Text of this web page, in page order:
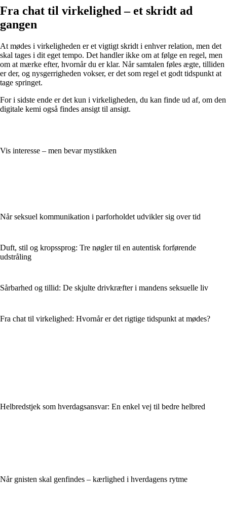
Fra chat til virkelighed – et skridt ad
gangen
At mødes i virkeligheden er et vigtigt skridt i enhver relation, men det
skal tages i dit eget tempo. Det handler ikke om at følge en regel, men
om at mærke efter, hvornår du er klar. Når samtalen føles ægte, tilliden
er der, og nysgerrigheden vokser, er det som regel et godt tidspunkt at
tage springet.
For i sidste ende er det kun i virkeligheden, du kan finde ud af, om den
digitale kemi også findes ansigt til ansigt.
Vis interesse – men bevar mystikken
Når seksuel kommunikation i parforholdet udvikler sig over tid
Duft, stil og kropssprog: Tre nøgler til en autentisk forførende
udstråling
Sårbarhed og tillid: De skjulte drivkræfter i mandens seksuelle liv
Fra chat til virkelighed: Hvornår er det rigtige tidspunkt at mødes?
Helbredstjek som hverdagsansvar: En enkel vej til bedre helbred
Når gnisten skal genfindes – kærlighed i hverdagens rytme